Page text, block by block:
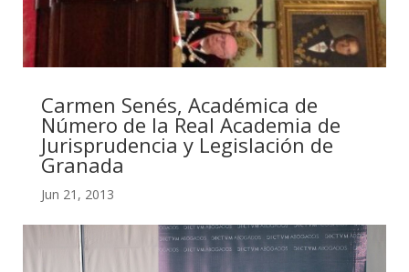
Carmen Senés, Académica de
Número de la Real Academia de
Jurisprudencia y Legislación de
Granada
Jun 21, 2013